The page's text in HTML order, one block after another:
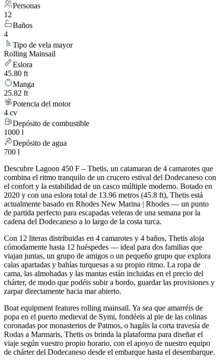
Personas
12
Baños
4
Tipo de vela mayor
Rolling Mainsail
Eslora
45.80 ft
Manga
25.82 ft
Potencia del motor
4 cv
Depósito de combustible
1000 l
Depósito de agua
700 l
Descubre Lagoon 450 F – Thetis, un catamaran de 4 camarotes que
combina el ritmo tranquilo de un crucero estival del Dodecaneso con
el confort y la estabilidad de un casco múltiple moderno. Botado en
2020 y con una eslora total de 13.96 metros (45.8 ft), Thetis está
actualmente basado en Rhodes New Marina | Rhodes — un punto
de partida perfecto para escapadas veleras de una semana por la
cadena del Dodecaneso a lo largo de la costa turca.
Con 12 literas distribuidas en 4 camarotes y 4 baños, Thetis aloja
cómodamente hasta 12 huéspedes — ideal para dos familias que
viajan juntas, un grupo de amigos o un pequeño grupo que explora
calas apartadas y bahías turquesas a su propio ritmo. La ropa de
cama, las almohadas y las mantas están incluidas en el precio del
chárter, de modo que podéis subir a bordo, guardar las provisiones y
zarpar directamente hacia mar abierto.
Boat equipment features rolling mainsail. Ya sea que amarréis de
popa en el puerto medieval de Symi, fondéeis al pie de las colinas
coronadas por monasterios de Patmos, o hagáis la corta travesía de
Rodas a Marmaris, Thetis os brinda la plataforma para diseñar el
viaje según vuestro propio horario, con el apoyo de nuestro equipo
de chárter del Dodecaneso desde el embarque hasta el desembarque.